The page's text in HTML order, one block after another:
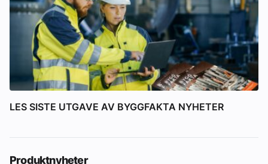
LES SISTE UTGAVE AV BYGGFAKTA NYHETER
Produktnyheter